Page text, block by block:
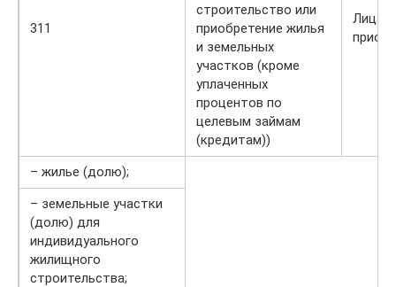
311
строительство или
приобретение жилья
и земельных
участков (кроме
уплаченных
процентов по
целевым займам
(кредитам))
Лица,
– жилье (долю);
– земельные участки
(долю) для
индивидуального
жилищного
строительства;